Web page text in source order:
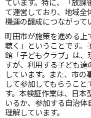
て運営しており、地域全
機運の醸成につながって
町田市が施策を進める
聴く」ということです。
館「子どもクラブ」は
すが、利用する子ども
しています。また、市
して参加してもらうこ
す。本検証作業は、日本
いるか、参加する自治
理解しています。